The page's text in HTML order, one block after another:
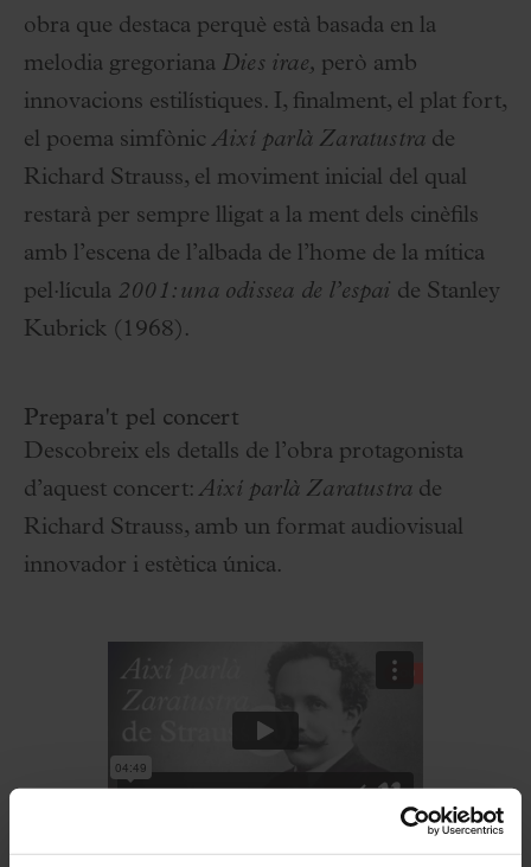
obra que destaca perquè està basada en la
melodia gregoriana Dies irae, però amb
innovacions estilístiques. I, finalment, el plat fort,
el poema simfònicAixí parlà Zaratustra de
Richard Strauss, el moviment inicial del qual
restarà per sempre lligat a la ment dels cinèfils
amb l’escena de l’albada de l’home de la mítica
pel·lícula 2001: una odissea de l’espai de Stanley
Kubrick (1968).
Prepara't pel concert
Descobreix els detalls de l’obra protagonista
d’aquest concert:Així parlà Zaratustra de
Richard Strauss, amb un format audiovisual
innovador i estètica única.